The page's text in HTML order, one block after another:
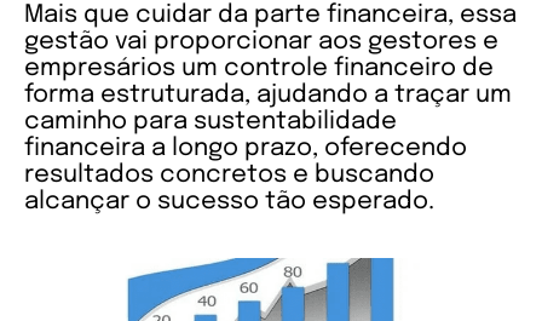
Mais que cuidar da parte financeira, essa
gestão vai proporcionar aos gestores e
empresários um controle financeiro de
forma estruturada, ajudando a traçar um
caminho para sustentabilidade
financeira a longo prazo, oferecendo
resultados concretos e buscando
alcançar o sucesso tão esperado.